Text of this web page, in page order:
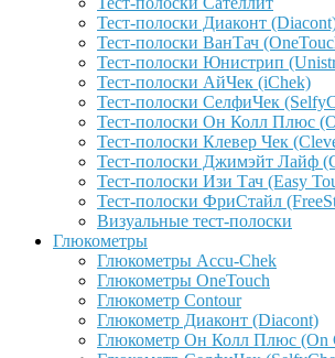
Тест-полоски Диаконт
Тест-полоски ВанТач
Тест-полоски Юнистрип
Тест-полоски АйЧек (iChek)
Тест-полоски СелфиЧек
Тест-полоски Он Колл Плюс
Тест-полоски Клевер Чек
Тест-полоски Джимэйт Лайф
Тест-полоски Изи Тач (Easy
Тест-полоски ФриCтайл
Визуальные тест-полоски
Глюкометры
Глюкометры Accu-Сhek
Глюкометры OneTouch
Глюкометр Contour
Глюкометр Диаконт (Diacont)
Глюкометр Он Колл Плюс (On